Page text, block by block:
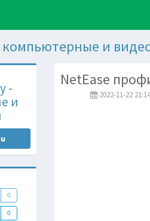
и
-
и
0
0
NetEase
2022-11-22